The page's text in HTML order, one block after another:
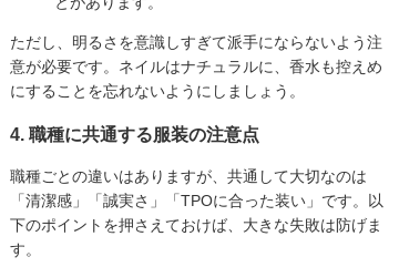
ただし、明るさを意識しすぎて派手にならないよう注
意が必要です。ネイルはナチュラルに、香水も控えめ
にすることを忘れないようにしましょう。
4. 職種に共通する服装の注意点
職種ごとの違いはありますが、共通して大切なのは
「清潔感」「誠実さ」「TPOに合った装い」です。以
下のポイントを押さえておけば、大きな失敗は防げま
す。